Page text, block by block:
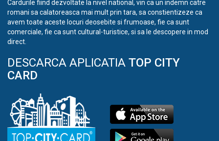
Cardurile fiind dezvoltate la nivel national, vin ca un indemn catre
romani sa calatoreasca mai mult prin tara, sa constientizeze ca
avem toate aceste locuri deosebite si frumoase, fie ca sunt
comerciale, fie ca sunt cultural-turistice, si sa le descopere in mod
direct.
DESCARCA APLICATIA TOP CITY
CARD